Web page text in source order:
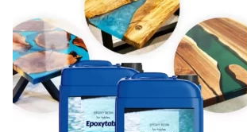
€450,89
heeft
meerdere
variaties.
Deze
optie
gekozen